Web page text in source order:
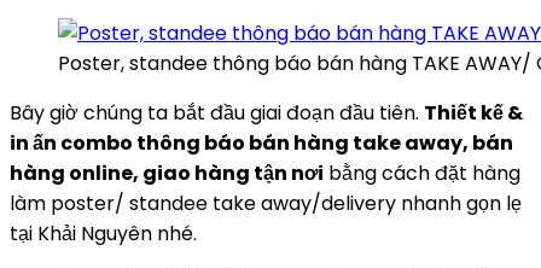
Poster, standee thông báo bán hàng TAKE AWAY/
Bây giờ chúng ta bắt đầu giai đoạn đầu tiên. Thiết kế &
in ấn combo thông báo bán hàng take away, bán
hàng online, giao hàng tận nơi bằng cách đặt hàng
làm poster/ standee take away/delivery nhanh gọn lẹ
tại Khải Nguyên nhé.